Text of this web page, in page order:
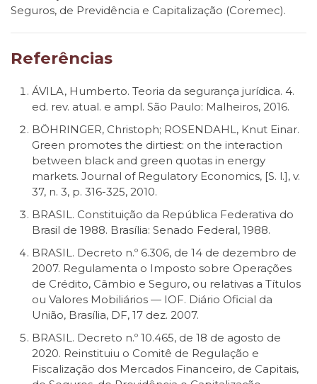
Seguros, de Previdência e Capitalização (Coremec).
Referências
ÁVILA, Humberto. Teoria da segurança jurídica. 4.
ed. rev. atual. e ampl. São Paulo: Malheiros, 2016.
BÖHRINGER, Christoph; ROSENDAHL, Knut Einar.
Green promotes the dirtiest: on the interaction
between black and green quotas in energy
markets. Journal of Regulatory Economics, [S. l.], v.
37, n. 3, p. 316-325, 2010.
BRASIL. Constituição da República Federativa do
Brasil de 1988. Brasília: Senado Federal, 1988.
BRASIL. Decreto n.º 6.306, de 14 de dezembro de
2007. Regulamenta o Imposto sobre Operações
de Crédito, Câmbio e Seguro, ou relativas a Títulos
ou Valores Mobiliários — IOF. Diário Oficial da
União, Brasília, DF, 17 dez. 2007.
BRASIL. Decreto n.º 10.465, de 18 de agosto de
2020. Reinstituiu o Comitê de Regulação e
Fiscalização dos Mercados Financeiro, de Capitais,